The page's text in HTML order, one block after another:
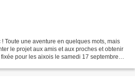
Toute une aventure en quelques mots, mais
le projet aux amis et aux proches et obtenir
pour les aixois le samedi 17 septembre